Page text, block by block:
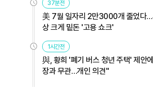
37분전
美 7월 일자리 2만3000개 줄었다…
상 크게 밑돈 '고용 쇼크'
1시간전
與, 황희 '폐기 버스 청년 주택' 제안
장과 무관…개인 의견"